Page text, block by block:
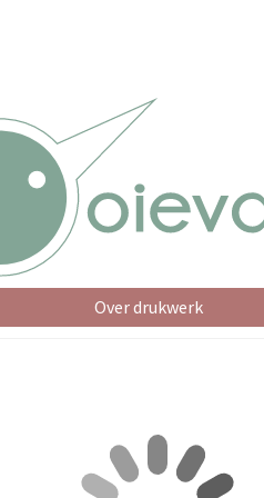
Over drukwerk